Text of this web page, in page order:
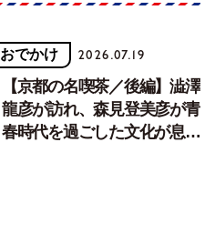
おでかけ 2026.07.19
【京都の名喫茶／後編】澁澤
龍彦が訪れ、森見登美彦が青
春時代を過ごした文化が息づ